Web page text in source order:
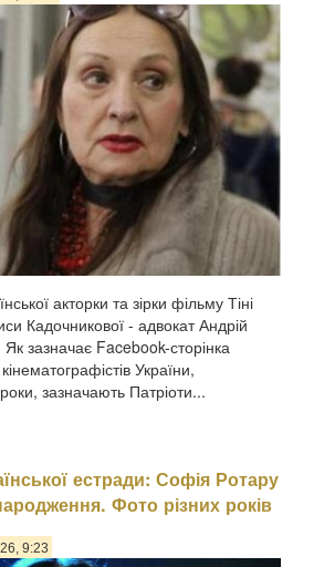
акторки та зірки фільму Тіні
Кадочникової - адвокат Андрій
зазначає Facebook-сторінка
України,
зазначають Патріоти...
естради: Софія Ротару
Фото різних років
9:23